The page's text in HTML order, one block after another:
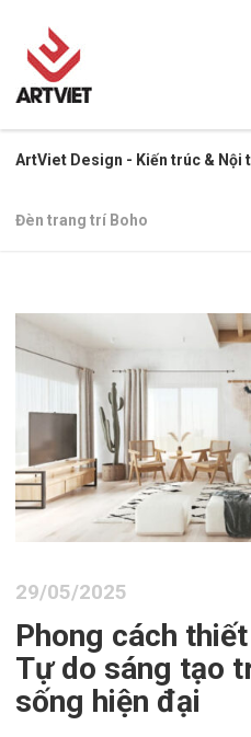
ArtViet Design - Kiến trúc & Nội
Đèn trang trí Boho
29/05/2025
Phong cách
Tự do sáng tạo
sống hiện đại